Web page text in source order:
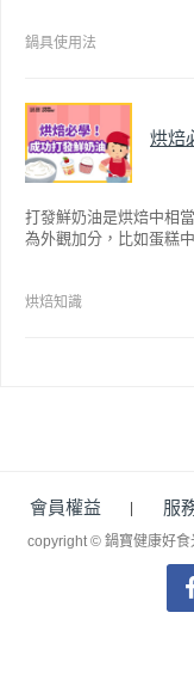
因此金鑽不沾系列的鍋
鍋具使用法
烘焙
打發鮮奶油是烘焙中相
為外觀加分，比如蛋糕
烘焙知識
會員權益 服
copyright © 鍋寶健康好